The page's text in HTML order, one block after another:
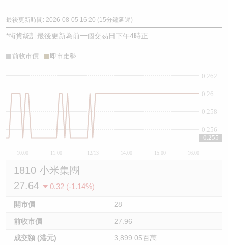
最後更新時間: 2026-08-05 16:20 (15分鐘延遲)
*街貨統計最後更新為前一個交易日下午4時正
前收市價 即市走勢
10:00 11:00 12/13 14:00 15:00 16:00
0.256
0.258
0.26
0.262
0.255
1810 小米集團
27.64
0.32 (-1.14%)
開市價 28
前收市價 27.96
成交額 (港元) 3,899.05百萬